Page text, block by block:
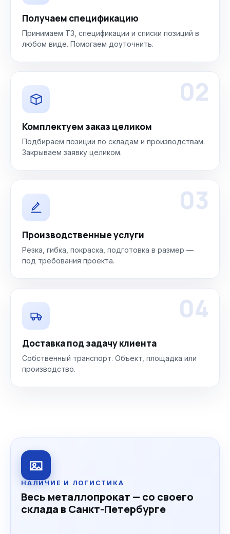
Получаем спецификацию
Принимаем ТЗ, спецификации и списки позиций в
любом виде. Помогаем доуточнить.
02
Комплектуем заказ целиком
Подбираем позиции по складам и производствам.
Закрываем заявку целиком.
03
Производственные услуги
Резка, гибка, покраска, подготовка в размер —
под требования проекта.
04
Доставка под задачу клиента
Собственный транспорт. Объект, площадка или
производство.
НАЛИЧИЕ И ЛОГИСТИКА
Весь металлопрокат — со своего
склада в Санкт-Петербурге